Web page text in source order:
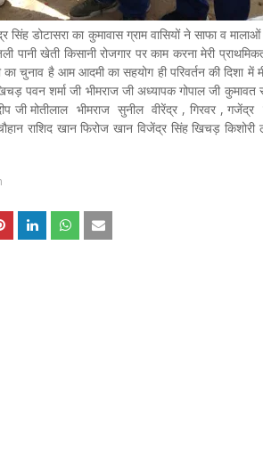
डोटासरा का कुमावास ग्राम वासियों ने साफा व
पानी खेती किसानी रोजगार पर काम करना मेरी
चुनाव है आम आदमी का सहयोग ही परिवर्तन की दिशा में
पवन शर्मा जी भीमराज जी अध्यापक गोपाल जी कुमावत
जी मोतीलाल भीमराज सुनील वीरेंद्र , गिरवर , गजेंद्र
राशिद खान फिरोज खान विजेंद्र सिंह खिचड़